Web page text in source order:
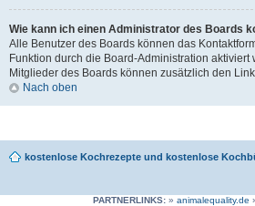
Wie kann ich einen Administrator des Boards
Alle Benutzer des Boards können das
Funktion durch die Board-Administration aktiviert
Mitglieder des Boards können zusätzlich den
Nach oben
kostenlose Kochrezepte und kostenlose
PARTNERLINKS:» animalequality.de